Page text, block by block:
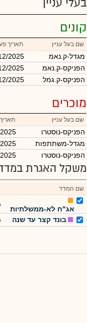
בעלי עניין
קונים
שם בעל עניין תאריך
מגדל-ק.נאמ 2025
הפניקס-ק.נאמ
2025
הפניקס-ק.גמל
2025
מוכרים
שם בעל עניין
הפניקס-נוסטרו
מגדל-משתתפות
הפניקס-נוסטרו
משקל האגרת
שם המדד
אג"ח לא-ממשלתיות
בונד קצר עד שנה